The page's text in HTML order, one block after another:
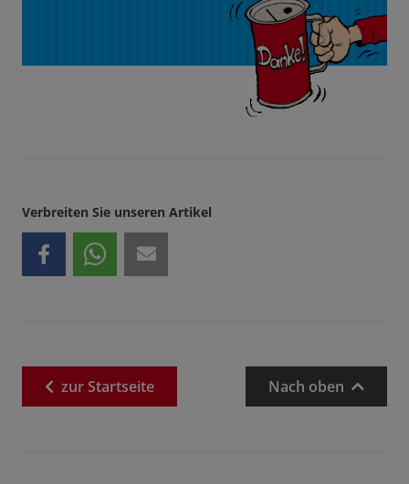
Verbreiten Sie unseren Artikel
zurStartseite Nach oben